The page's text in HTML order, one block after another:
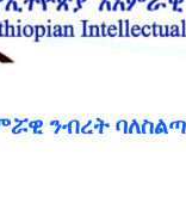
ንብረት